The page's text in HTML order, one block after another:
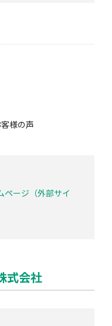
様の声
ページ（外部サイ
式会社